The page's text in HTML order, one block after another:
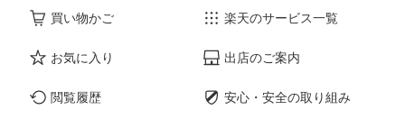
買い物かご
お気に入り
閲覧履歴
楽天のサービス一覧
出店のご案内
安心・安全の取り組み